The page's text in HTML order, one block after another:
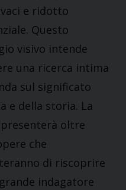
e ridotto
Questo
visivo intende
una ricerca intima
sul significato
e della storia. La
oltre
che
di riscoprire
indagatore